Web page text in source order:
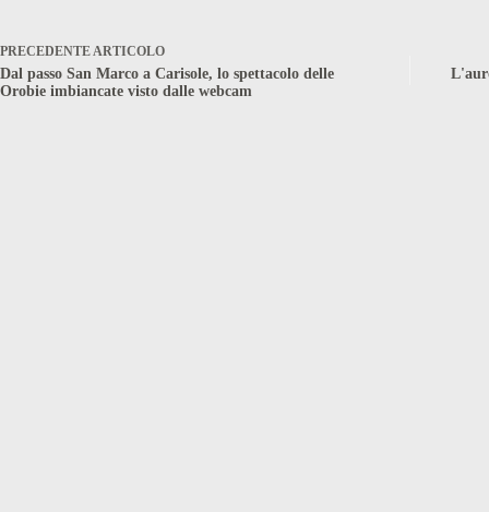
PRECEDENTEARTICOLO
Dal passo San Marco a Carisole, lo spettacolo delle
Orobie imbiancate visto dalle webcam